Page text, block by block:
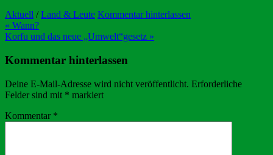
Aktuell /Land & Leute Kommentar hinterlassen
Beitragsnavigation
« Wann?
Korfu und das neue „Umwelt“gesetz »
Kommentar hinterlassen
Deine E-Mail-Adresse wird nicht veröffentlicht. Erforderliche
Felder sind mit * markiert
Kommentar *